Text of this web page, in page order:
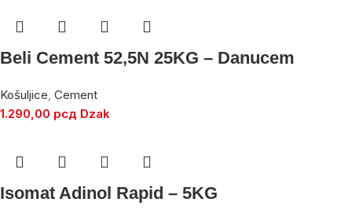
Beli Cement 52,5N 25KG – Danucem
Košuljice, Cement
1.290,00 рсд Dzak
Isomat Adinol Rapid – 5KG